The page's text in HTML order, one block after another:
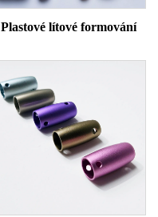
Plastové lítové formování